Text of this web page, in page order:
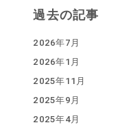
過去の記事
2026年7月
2026年1月
2025年11月
2025年9月
2025年4月